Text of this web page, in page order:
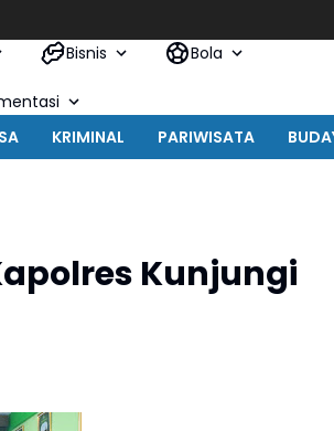
Bisnis Bola
KRIMINAL PARIWISATA
Kunjungi